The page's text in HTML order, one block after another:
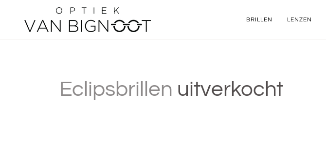
BRILLEN LENZEN
Eclipsbrillen uitverkocht